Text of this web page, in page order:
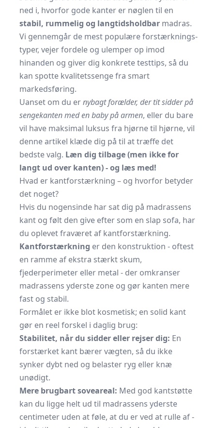
ned i, hvorfor gode kanter er nøglen til en
stabil, rummelig og langtids­holdbar madras.
Vi gennemgår de mest populære forstærknings­
typer, vejer fordele og ulemper op imod
hinanden og giver dig konkrete testtips, så du
kan spotte kvalitets­senge fra smart
markedsføring.
Uanset om du ernybagt forælder, der tit sidder på
sengekanten med en baby på armen, eller du bare
vil have maksimal luksus fra hjørne til hjørne, vil
denne artikel klæde dig på til at træffe det
bedste valg. Læn dig tilbage (men ikke for
langt ud over kanten) - og læs med!
Hvad er kantforstærkning – og hvorfor betyder
det noget?
Hvis du nogensinde har sat dig på madrassens
kant og følt den give efter som en slap sofa, har
du oplevet fraværet af kantforstærkning.
Kantforstærkning er den konstruktion - oftest
en ramme af ekstra stærkt skum,
fjederperimeter eller metal - der omkranser
madrassens yderste zone og gør kanten mere
fast og stabil.
Formålet er ikke blot kosmetisk; en solid kant
gør en reel forskel i daglig brug:
Stabilitet, når du sidder eller rejser dig: En
forstærket kant bærer vægten, så du ikke
synker dybt ned og belaster ryg eller knæ
unødigt.
Mere brugbart soveareal: Med god kantstøtte
kan du ligge helt ud til madrassens yderste
centimeter uden at føle, at du er ved at rulle af -